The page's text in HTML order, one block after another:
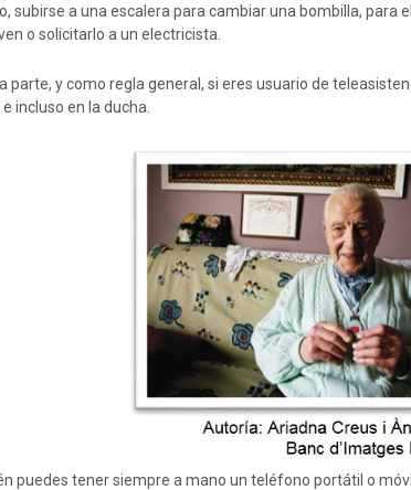
subirse a una escalera para cambiar una bombilla, para
o solicitarlo a un electricista.
parte, y como regla general, si eres usuario de
incluso en la ducha.
puedes tener siempre a mano un teléfono portátil o